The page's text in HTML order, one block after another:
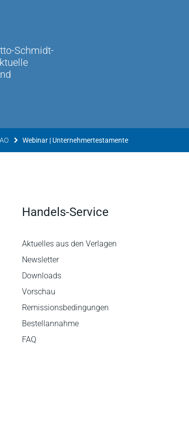
Schmidt-
Webinar | Unternehmertestamente
Handels-Service
Aktuelles aus den Verlagen
Newsletter
Downloads
Vorschau
Remissionsbedingungen
Bestellannahme
FAQ